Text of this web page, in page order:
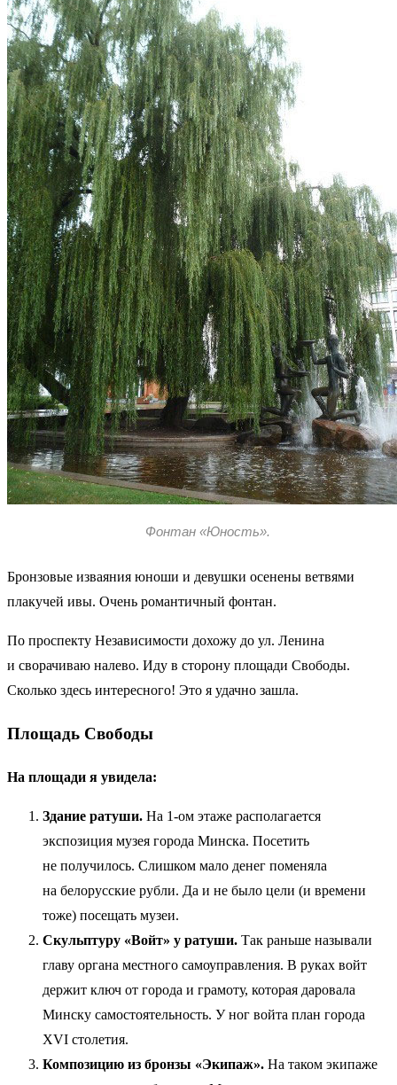
Фонтан «Юность».
Бронзовые изваяния юноши и девушки осенены ветвями
плакучей ивы. Очень романтичный фонтан.
По проспекту Независимости дохожу до ул. Ленина
и сворачиваю налево. Иду в сторону площади Свободы.
Сколько здесь интересного! Это я удачно зашла.
Площадь Свободы
На площади я увидела:
Здание ратуши. На 1-ом этаже располагается
экспозиция музея города Минска. Посетить
не получилось. Слишком мало денег поменяла
на белорусские рубли. Да и не было цели (и времени
тоже) посещать музеи.
Скульптуру «Войт» у ратуши. Так раньше называли
главу органа местного самоуправления. В руках войт
держит ключ от города и грамоту, которая даровала
Минску самостоятельность. У ног войта план города
XVI столетия.
Композицию из бронзы «Экипаж». На таком экипаже